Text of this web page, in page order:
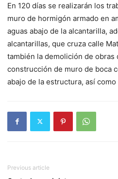
En 120 días se realizarán los
muro de hormigón armado en
aguas abajo de la alcantarilla,
alcantarillas, que cruza calle
también la demolición de obras
construcción de muro de boca
abajo de la estructura, así
Previous article